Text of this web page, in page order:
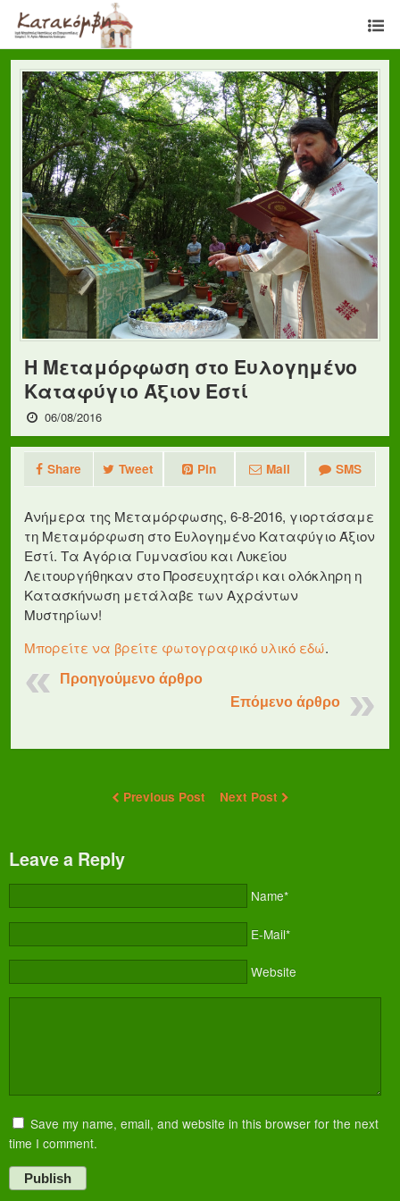
Η Μεταμόρφωση στο Ευλογημένο
Καταφύγιο Άξιον Εστί
06/08/2016
Share Tweet Pin Mail SMS
Ανήμερα της Μεταμόρφωσης, 6-8-2016, γιορτάσαμε
τη Μεταμόρφωση στο Ευλογημένο Καταφύγιο Άξιον
Εστί. Τα Αγόρια Γυμνασίου και Λυκείου
Λειτουργήθηκαν στο Προσευχητάρι και ολόκληρη η
Κατασκήνωση μετάλαβε των Αχράντων
Μυστηρίων!
Μπορείτε να βρείτε φωτογραφικό υλικό εδώ.
Προηγούμενο άρθρο
Επόμενο άρθρο
Previous Post Next Post
Leave a Reply
Name*
E-Mail*
Website
Save my name, email, and website in this browser for the next
time I comment.
Publish